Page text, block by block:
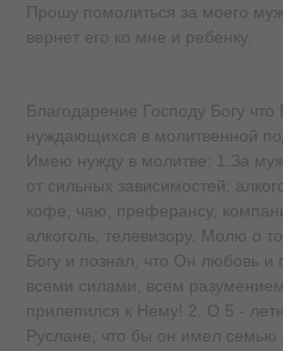
Прошу помолиться за моего
вернет его ко мне и ребенку.
Благодарение Господу Богу что
нуждающихся в молитвенной
Имею нужду в молитве: 1.За
от сильных зависимостей:
кофе, чаю, преферансу,
алкоголь, телевизору. Молю о
Богу и познал, что Он любовь и
всеми силами, всем
прилепился к Нему! 2. О 5 -
Руслане, что бы он имел семью